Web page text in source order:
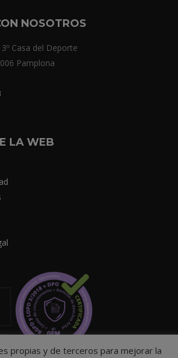
NOSOTROS
Casa del Deporte
Pamplona
LA WEB
propias y de terceros para mejorar la